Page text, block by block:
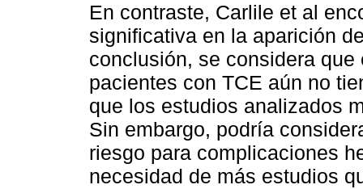
En contraste, Carlile et al
significativa en la aparición
conclusión, se considera
pacientes con TCE aún no
que los estudios analizados
Sin embargo, podría
riesgo para complicaciones
necesidad de más estudios